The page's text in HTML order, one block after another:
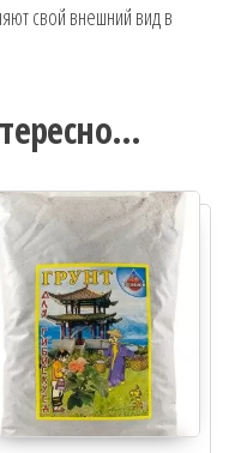
свой внешний вид в